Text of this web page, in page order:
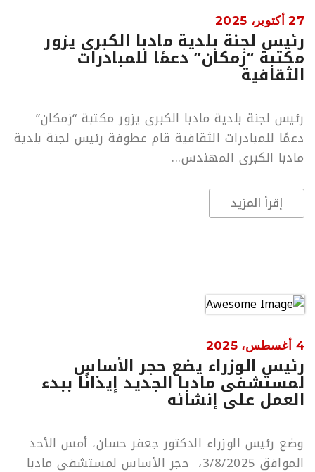
27 أكتوبر، 2025
رئيس لجنة بلدية مادبا الكبرى يزور
مكتبة “زمكان” دعمًا للمبادرات
الثقافية
رئيس لجنة بلدية مادبا الكبرى يزور مكتبة “زمكان”
دعمًا للمبادرات الثقافية قام عطوفة رئيس لجنة بلدية
مادبا الكبرى المهندس...
إقرأ المزيد
4 أغسطس، 2025
رئيس الوزراء يضع حجر الأساس
لمستشفى مادبا الجديد إيذانًا ببدء
العمل على إنشائه
وضع رئيس الوزراء الدكتور جعفر حسان، أمس الأحد
الموافق 3/8/2025، حجر الأساس لمستشفى مادبا